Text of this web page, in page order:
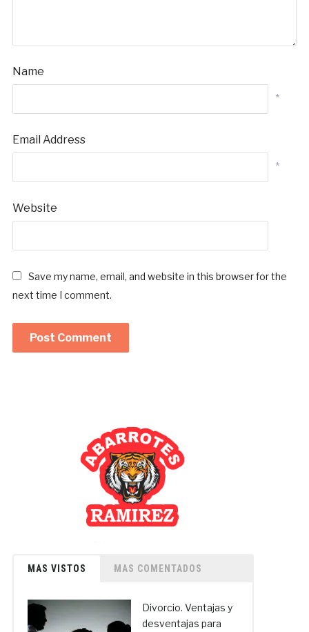
Name
*
Email Address
*
Website
Save my name, email, and website in this browser for the
next time I comment.
MAS VISTOS MAS COMENTADOS
Divorcio. Ventajas y
desventajas para